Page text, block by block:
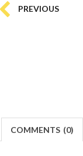
PREVIOUS
COMMENTS (0)